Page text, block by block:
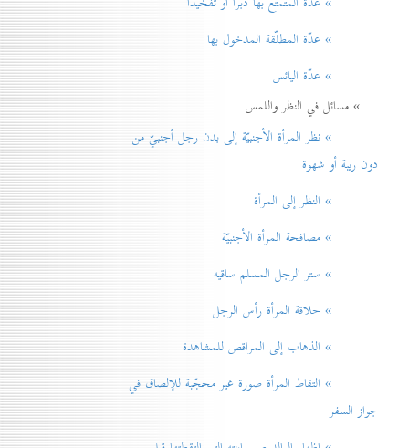
» عدّة المطلّقة المدخول بها
» عدّة اليائس
» مسائل في النظر واللمس
» نظر المرأة الأجنبيّة إلی بدن رجل أجنبيّ من
دون ريبة أو شهوة
» النظر إلی المرأة
» مصافحة المرأة الأجنبيّة
» ستر الرجل المسلم ساقيه
» حلاقة المرأة رأس الرجل
» الذهاب إلی المراقص للمشاهدة
» التقاط المرأة صورة غير محجّبة للإلصاق في
جواز السفر